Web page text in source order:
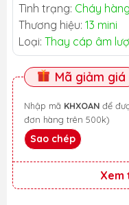
Tình trạng: Cháy hàng
Thương hiệu: 13 mini
Loại: Thay cáp âm
Mã giảm giá
Nhập mã KHXOAN
đơn hàng trên 500k)
Sao chép
Xem